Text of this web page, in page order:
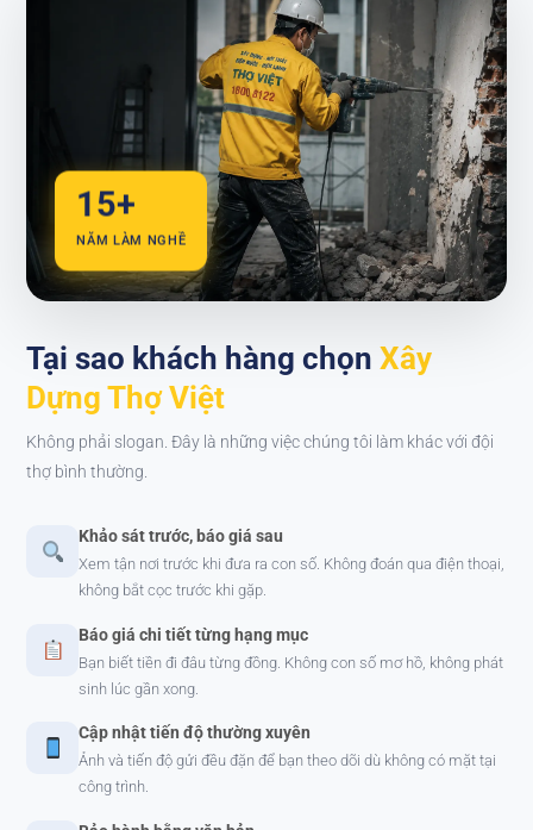
15+
NĂM LÀM NGHỀ
Tại sao khách hàng chọnXây
Dựng Thợ Việt
Không phải slogan. Đây là những việc chúng tôi làm khác với đội
thợ bình thường.
Khảo sát trước, báo giá sau
Xem tận nơi trước khi đưa ra con số. Không đoán qua điện thoại,
không bắt cọc trước khi gặp.
Báo giá chi tiết từng hạng mục
Bạn biết tiền đi đâu từng đồng. Không con số mơ hồ, không phát
sinh lúc gần xong.
Cập nhật tiến độ thường xuyên
Ảnh và tiến độ gửi đều đặn để bạn theo dõi dù không có mặt tại
công trình.